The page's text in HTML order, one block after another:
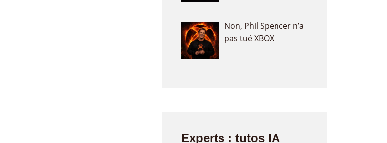
Non, Phil Spencer n’a
pas tué XBOX
Experts : tutos IA